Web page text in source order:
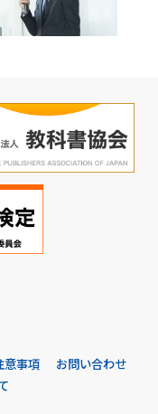
意事項
お問い合わせ